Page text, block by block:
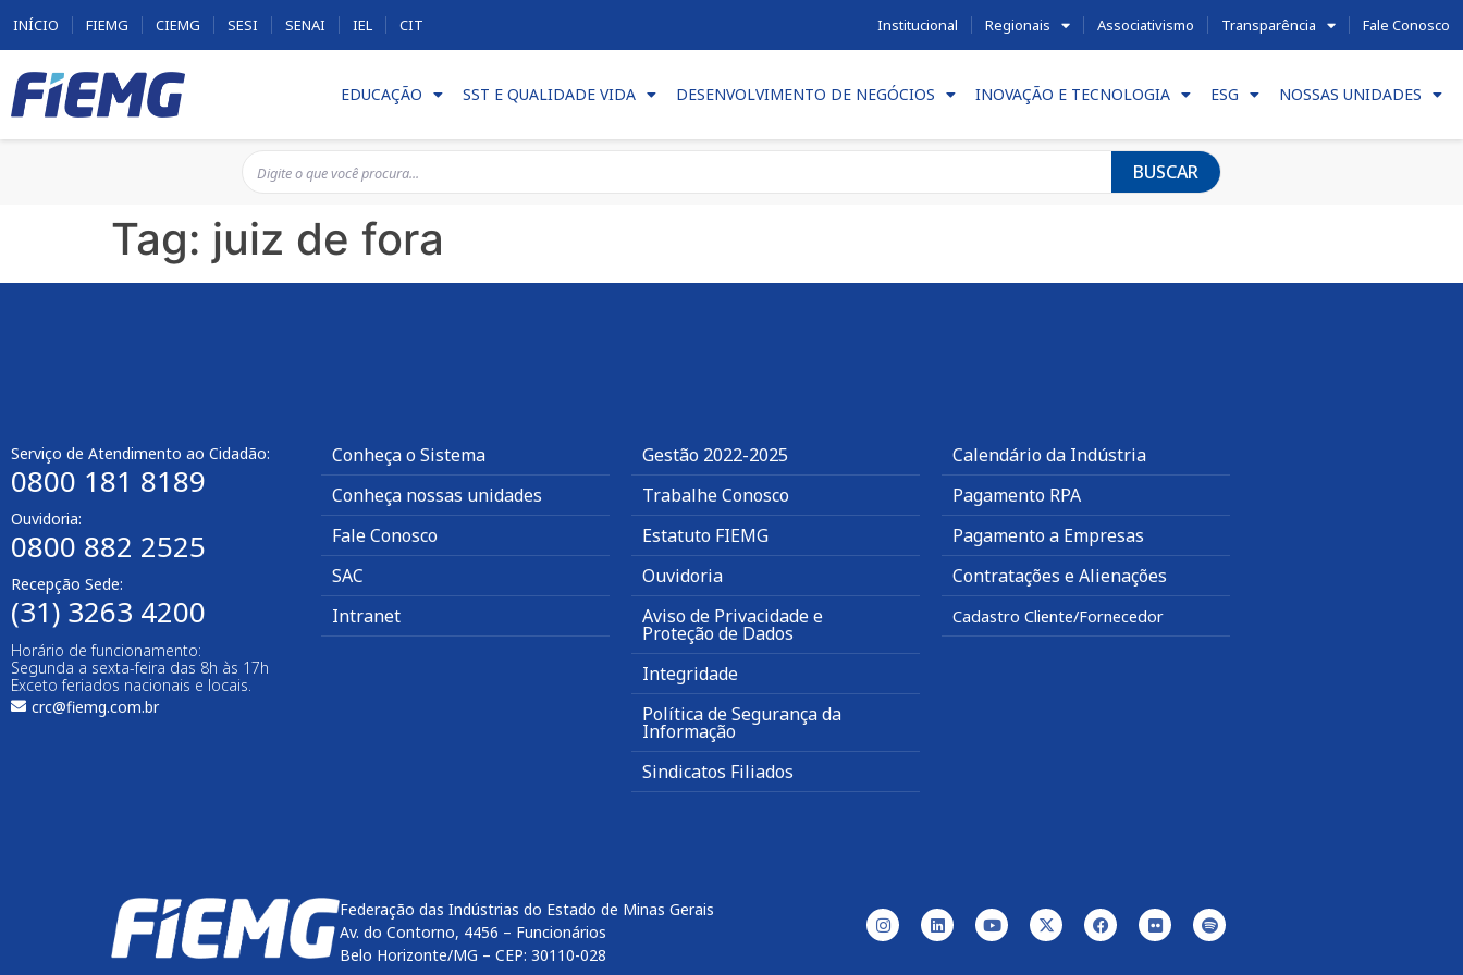
INÍCIO FIEMG CIEMG SESI SENAI IEL CIT Institucional Regionais Associativismo Transparência Fale Conosco
EDUCAÇÃO SST E QUALIDADE VIDA DESENVOLVIMENTO DE NEGÓCIOS INOVAÇÃO E TECNOLOGIA ESG NOSSAS UNIDADES
BUSCAR
Tag: juiz de fora
Serviço de Atendimento ao Cidadão:
0800 181 8189
Ouvidoria:
0800 882 2525
Recepção Sede:
(31) 3263 4200
Horário de funcionamento:
Segunda a sexta-feira das 8h às 17h
Exceto feriados nacionais e locais.
crc@fiemg.com.br
Conheça o Sistema
Conheça nossas unidades
Fale Conosco
SAC
Intranet
Gestão 2022-2025
Trabalhe Conosco
Estatuto FIEMG
Ouvidoria
Aviso de Privacidade e
Proteção de Dados
Integridade
Política de Segurança da
Informação
Sindicatos Filiados
Calendário da Indústria
Pagamento RPA
Pagamento a Empresas
Contratações e Alienações
Cadastro Cliente/Fornecedor
Federação das Indústrias do Estado de Minas Gerais
Av. do Contorno, 4456 – Funcionários
Belo Horizonte/MG – CEP: 30110-028
btn-04